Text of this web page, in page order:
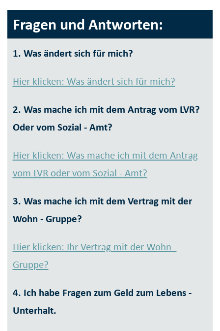
Fragen und Antworten:
1. Was ändert sich für mich?
Hier klicken: Was ändert sich für mich?
2. Was mache ich mit dem Antrag vom LVR?
Oder vom Sozial - Amt?
Hier klicken: Was mache ich mit dem Antrag
vom LVR oder vom Sozial - Amt?
3. Was mache ich mit dem Vertrag mit der
Wohn - Gruppe?
Hier klicken: Ihr Vertrag mit der Wohn -
Gruppe?
4. Ich habe Fragen zum Geld zum Lebens -
Unterhalt.